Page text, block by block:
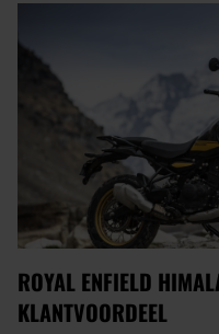
ROYAL ENFIELD
KLANTVOORDEEL